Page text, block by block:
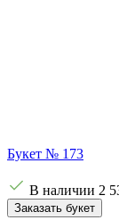
Букет № 173
В наличии 2
Заказать букет